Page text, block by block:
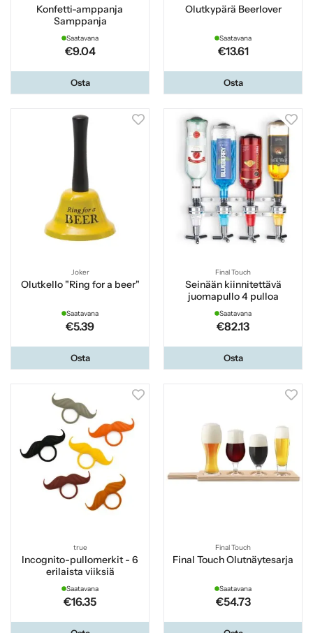
Konfetti-amppanja
Samppanja
Saatavana
€9.04
Osta
Olutkypärä Beerlover
Saatavana
€13.61
Osta
Joker
Olutkello "Ring for a beer"
Saatavana
€5.39
Osta
Final Touch
Seinään kiinnitettävä
juomapullo 4 pulloa
Saatavana
€82.13
Osta
true
Incognito-pullomerkit - 6
erilaista viiksiä
Saatavana
€16.35
Final Touch
Final Touch Olutnäytesarja
Saatavana
€54.73